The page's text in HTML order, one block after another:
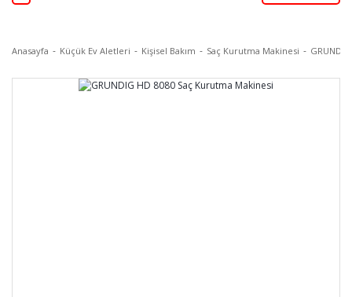
Anasayfa Küçük Ev Aletleri Kişisel Bakım Saç Kurutma Makinesi